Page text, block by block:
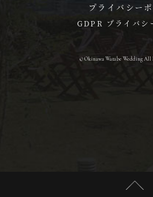
プライバシー
GDPR プライバシ
© Okinawa Watabe Wedding All